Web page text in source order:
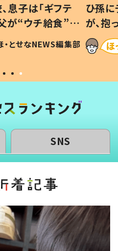
息子は「ギフテ
が“ウチ給食”を
とは #令和の親
・とせなNEWS編集部
ひ孫
が、
「涙が
い」
SNS